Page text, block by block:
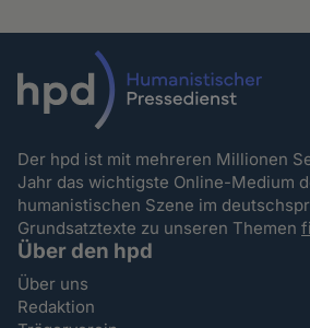
Der hpd ist mit mehreren Millionen
Jahr das wichtigste Online-Medium
humanistischen Szene im
Grundsatztexte zu unseren Themen
Über den hpd
Über uns
Redaktion